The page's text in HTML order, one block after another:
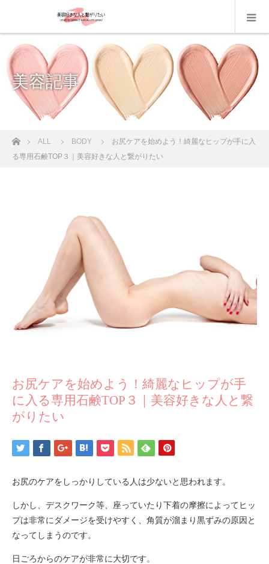
美容記事
ホームALL BODY
お尻ケアを始めよう！綺麗なヒップが手に入
る専用石鹸TOP３｜美容好きな人と繋がりたい
お尻ケアを始めよう！綺麗なヒップが手
に入る専用石鹸TOP３｜美容好きな人と繋
がりたい
お尻のケアをしっかりしている人は少ないと思われます。
しかし、デスクワーク等、座っていたり下着の摩擦によってヒッ
プは非常にダメージを受けやすく、角質が溜まり黒ずみの原因と
なってしまうのです。
日ごろからのケアが非常に大切です。